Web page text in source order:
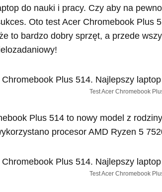
do nauki i pracy. Czy aby na
Oto test Acer Chromebook Plus
to bardzo dobry sprzęt, a przede
Test Acer Chromebook
Plus 514 to nowy model z
procesor AMD Ryzen 5
Test Acer Chromebook